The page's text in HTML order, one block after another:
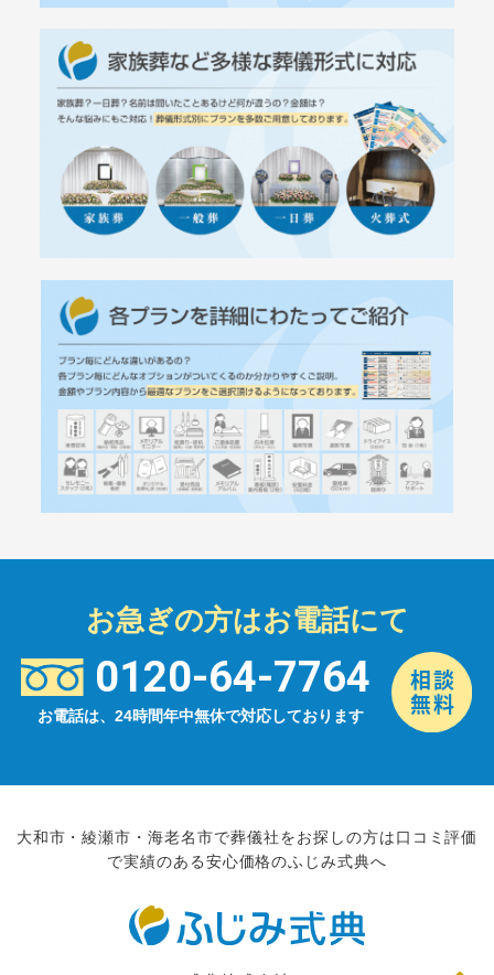
お急ぎの方はお電話にて
0120-64-7764
お電話は、24時間年中無休で対応しております
大和市・綾瀬市・海老名市で葬儀社をお探しの方は口コミ評価
で実績のある安心価格のふじみ式典へ